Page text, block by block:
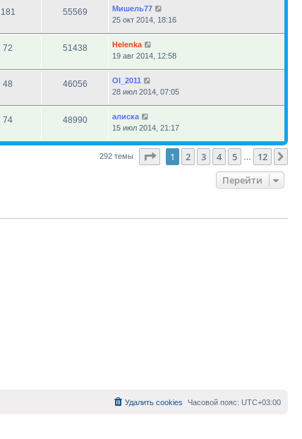
181 55569
Мишель77
25 окт 2014, 18:16
72 51438
Helenka
19 авг 2014, 12:58
48 46056
Ol_2011
28 июл 2014, 07:05
74 48990
алиска
15 июл 2014, 21:17
292 темы Страница1 из 12
1 2 3 4 5 12
Перейти
Часовой пояс: UTC+03:00
Удалить cookies